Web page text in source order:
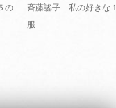
の
斉藤謠子 私の好きな
服